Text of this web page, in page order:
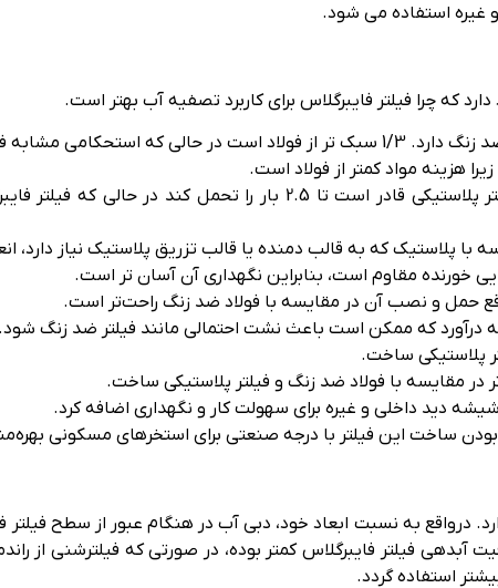
غیره استفاده می شود.
مشابه فولاد دارد.
هزینه مواد کمتر از فولاد است.
فیلتر فایبرگلاس استحکام بالاتری نسبت به پلاستیک دارد. فیلتر پلاستیکی قادر است
با پلاستیک که به قالب دمنده یا قالب تزریق پلاستیک نیاز دارد،
خورنده مقاوم است، بنابراین نگهداری آن آسان تر است.
حمل و نصب آن در مقایسه با فولاد ضد زنگ راحت‌تر است.
درآورد که ممکن است باعث نشت احتمالی مانند فیلتر ضد زنگ شود.
پلاستیکی ساخت.
در مقایسه با فولاد ضد زنگ و فیلتر پلاستیکی ساخت.
شیشه دید داخلی و غیره برای سهولت کار و نگهداری اضافه کرد.
ساخت این فیلتر با درجه صنعتی برای استخرهای مسکونی
درواقع به نسبت ابعاد خود، دبی آب در هنگام عبور از سطح فیلتر
فیلتر فایبرگلاس کمتر بوده، در صورتی که فیلترشنی از
استفاده گردد.